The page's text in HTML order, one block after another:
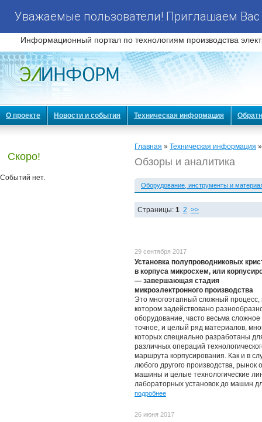
Уважаемые пользователи! Приглашаем
Информационный портал по технологиям производства
О проекте Новости и события Техническая информация
Скоро!
Событий нет.
Главная » Техническая информация
Обзоры и аналитика
Оборудование, инструменты и
Страницы: 1 2 >>
29 сентября 2017
Установка полупроводниковых
в корпуса микросхем, или
— завершающая стадия
микроэлектронного производства
Это многоэтапный сложный процесс,
котором задействовано
оборудование, часто весьма сложное
точное, и целый ряд материалов,
которых специально разработаны
различных операций
маршрута корпусирования. Как и в
любого другого производства,
машины и целые технологические
лабораторных установок до машин
подробнее
26 июня 2017